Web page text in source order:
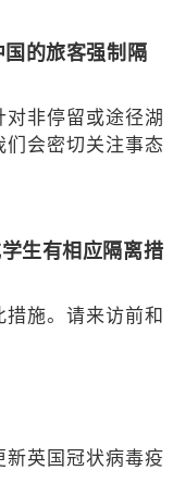
的旅客强制隔
非停留或途径湖
会密切关注事态
生有相应隔离措
施。请来访前和
新英国冠状病毒疫